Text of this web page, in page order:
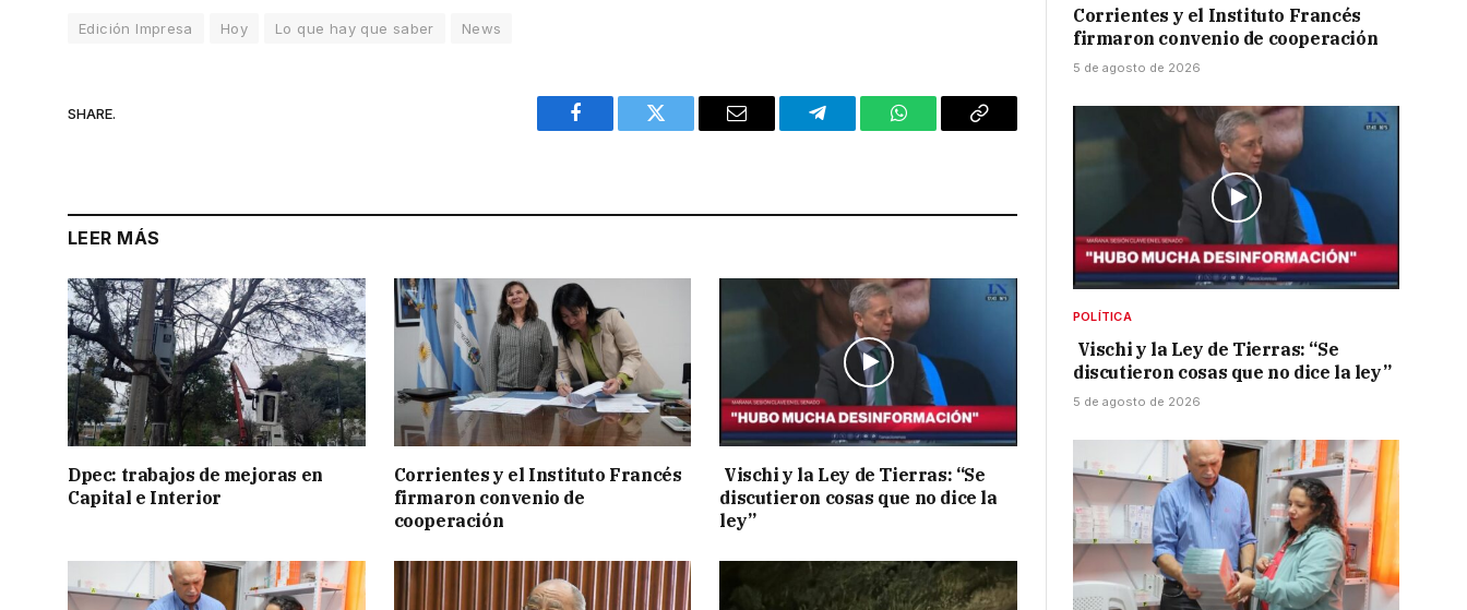
Edición Impresa Hoy Lo que hay que saber News
SHARE.
Facebook Twitter Email Telegram WhatsAppCopy
LEER MÁS
Dpec: trabajos de mejoras en
Capital e Interior
Corrientes y el Instituto Francés
firmaron convenio de
cooperación
Vischi y la Ley de Tierras: “Se
discutieron cosas que no dice la
ley”
Corrientes y el Instituto Francés
firmaron convenio de cooperación
5 de agosto de 2026
POLÍTICA
Vischi y la Ley de Tierras: “Se
discutieron cosas que no dice la ley”
5 de agosto de 2026